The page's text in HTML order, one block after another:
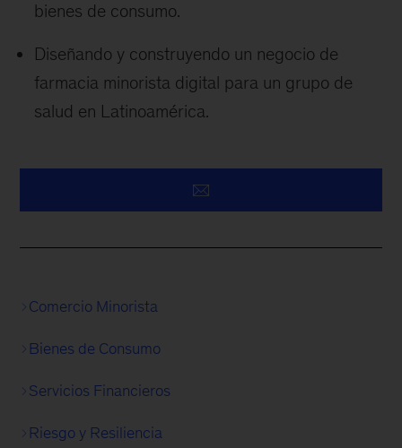
bienes de consumo.
Diseñando y construyendo un negocio de
farmacia minorista digital para un grupo de
salud en Latinoamérica.
Comercio Minorista
Bienes de Consumo
Servicios Financieros
Riesgo y Resiliencia